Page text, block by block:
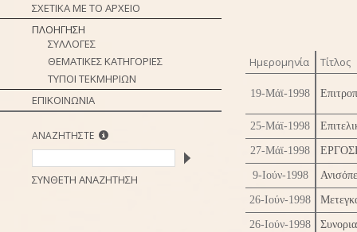
ΣΧΕΤΙΚΑ ΜΕ ΤΟ ΑΡΧΕΙΟ
ΠΛΟΗΓΗΣΗ
ΣΥΛΛΟΓΕΣ
ΘΕΜΑΤΙΚΕΣ ΚΑΤΗΓΟΡΙΕΣ
ΤΥΠΟΙ ΤΕΚΜΗΡΙΩΝ
ΕΠΙΚΟΙΝΩΝΙΑ
ΑΝΑΖΗΤΗΣΤΕ
ΣΥΝΘΕΤΗ ΑΝΑΖΗΤΗΣΗ
Ημερομηνία Τίτλος
19-Μάϊ-1998
25-Μάϊ-1998
27-Μάϊ-1998
9-Ιούν-1998
26-Ιούν-1998
26-Ιούν-1998